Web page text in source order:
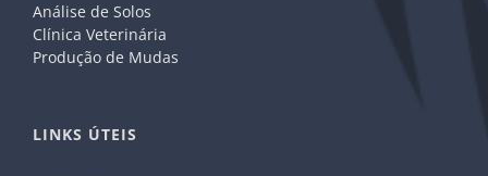
Análise de Solos
Clínica Veterinária
Produção de Mudas
LINKS ÚTEIS